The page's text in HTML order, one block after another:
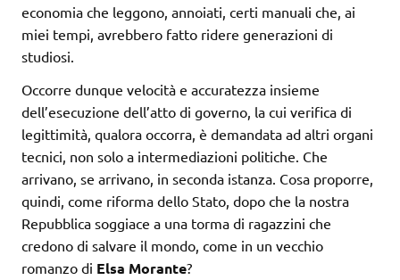
economia che leggono, annoiati, certi manuali che, ai
miei tempi, avrebbero fatto ridere generazioni di
studiosi.
Occorre dunque velocità e accuratezza insieme
dell’esecuzione dell’atto di governo, la cui verifica di
legittimità, qualora occorra, è demandata ad altri organi
tecnici, non solo a intermediazioni politiche. Che
arrivano, se arrivano, in seconda istanza. Cosa proporre,
quindi, come riforma dello Stato, dopo che la nostra
Repubblica soggiace a una torma di ragazzini che
credono di salvare il mondo, come in un vecchio
romanzo di Elsa Morante?